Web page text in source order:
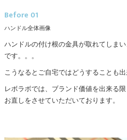
Before 01
ハンドル全体画像
ハンドルの付け根の金具が取れてしま
です。。。
こうなるとご自宅ではどうすることも出
レボラボでは、ブランド価値を出来る
お直しをさせていただいております。